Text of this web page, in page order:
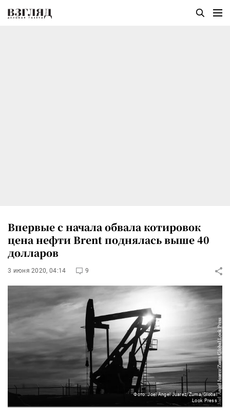
Впервые с начала обвала котировок
цена нефти Brent поднялась выше 40
долларов
3 июня 2020, 04:14 9
Фото: Joel Angel Juarez/Zuma/Global
Look Press